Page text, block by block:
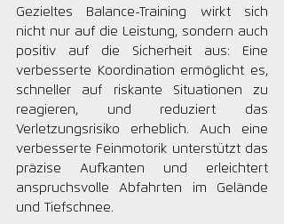
Gezieltes Balance-Training wirkt sich
nicht nur auf die Leistung, sondern auch
positiv auf die Sicherheit aus: Eine
verbesserte Koordination ermöglicht es,
schneller auf riskante Situationen zu
reagieren, und reduziert das
Verletzungsrisiko erheblich. Auch eine
verbesserte Feinmotorik unterstützt das
präzise Aufkanten und erleichtert
anspruchsvolle Abfahrten im Gelände
und Tiefschnee.